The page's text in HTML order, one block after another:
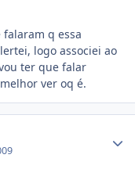
q essa
logo associei ao
ter que falar
ver oq é.